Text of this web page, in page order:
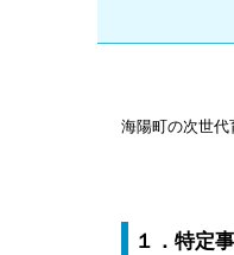
海陽町の次世代
１．特定